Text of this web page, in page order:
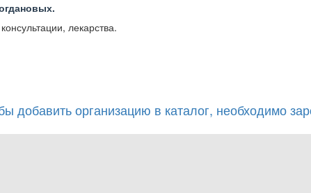
лекарства.
добавить организацию в каталог, необходимо